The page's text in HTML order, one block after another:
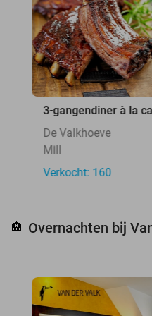
3-gangendiner à la
De Valkhoeve
Mill
Verkocht: 160
🏨 Overnachten bij